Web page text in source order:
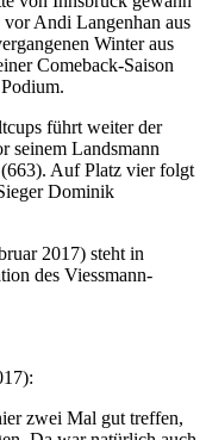
Andi Langenhan aus
Winter aus
Comeback-Saison
führt weiter der
seinem Landsmann
Auf Platz vier folgt
Dominik
2017) steht in
des Viessmann-
zwei Mal gut treffen,